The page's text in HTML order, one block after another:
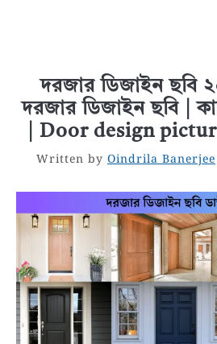
দরজার ডিজাইন ছবি
দরজার ডিজাইন ছবি |
| Door design
Written by Oindrila Banerjee